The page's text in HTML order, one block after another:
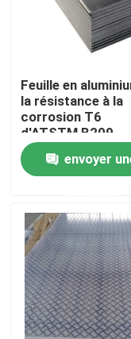
Produits
Profil en
Profil en
V profil en
Profil en
Profil en
profil
Feuille en
la résistance à la
corrosion T6
d'ATSTM B209
anticorrosion
envoyer